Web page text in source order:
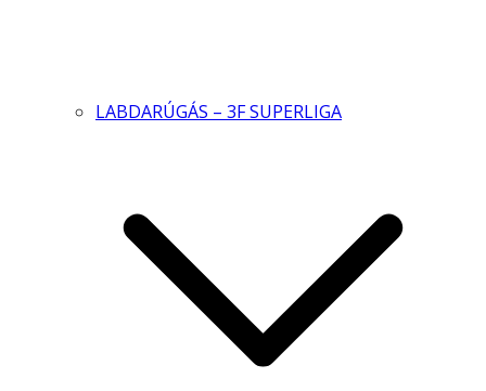
LABDARÚGÁS – 3F SUPERLIGA